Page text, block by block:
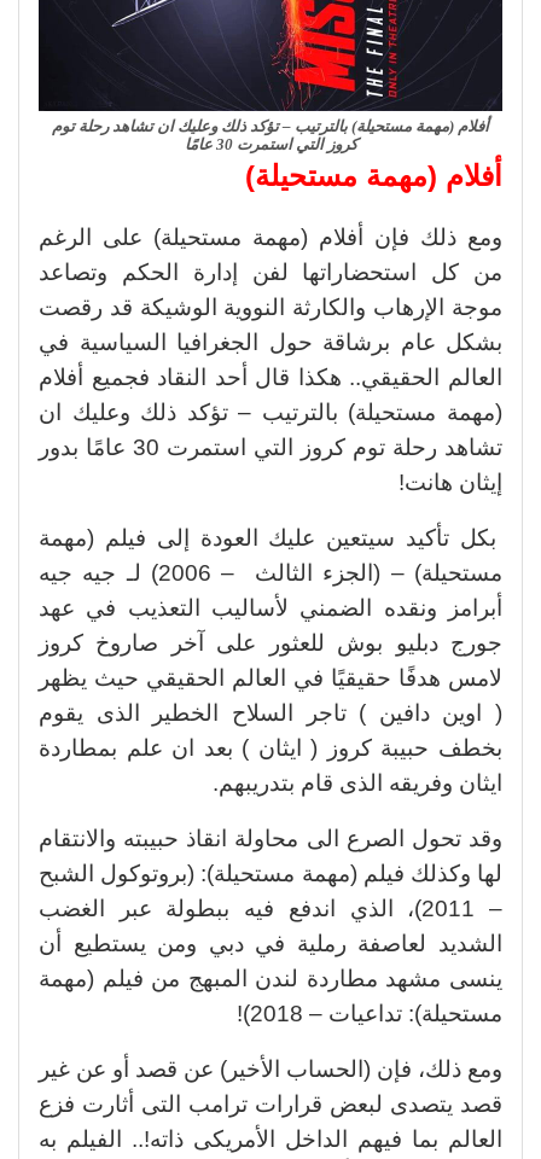
أفلام (مهمة مستحيلة) بالترتيب – تؤكد ذلك وعليك ان تشاهد رحلة توم
كروز التي استمرت 30 عامًا
أفلام (مهمة مستحيلة)
ومع ذلك فإن أفلام (مهمة مستحيلة) على الرغم
من كل استحضاراتها لفن إدارة الحكم وتصاعد
موجة الإرهاب والكارثة النووية الوشيكة قد رقصت
بشكل عام برشاقة حول الجغرافيا السياسية في
العالم الحقيقي.. هكذا قال أحد النقاد فجميع أفلام
(مهمة مستحيلة) بالترتيب – تؤكد ذلك وعليك ان
تشاهد رحلة توم كروز التي استمرت 30 عامًا بدور
إيثان هانت!
بكل تأكيد سيتعين عليك العودة إلى فيلم (مهمة
مستحيلة) – (الجزء الثالث – 2006) لـ جيه جيه
أبرامز ونقده الضمني لأساليب التعذيب في عهد
جورج دبليو بوش للعثور على آخر صاروخ كروز
لامس هدفًا حقيقيًا في العالم الحقيقي حيث يظهر
( اوين دافين ) تاجر السلاح الخطير الذى يقوم
بخطف حبيبة كروز ( ايثان ) بعد ان علم بمطاردة
ايثان وفريقه الذى قام بتدريبهم.
وقد تحول الصرع الى محاولة انقاذ حبيبته والانتقام
لها وكذلك فيلم (مهمة مستحيلة): (بروتوكول الشبح
– 2011)، الذي اندفع فيه ببطولة عبر الغضب
الشديد لعاصفة رملية في دبي ومن يستطيع أن
ينسى مشهد مطاردة لندن المبهج من فيلم (مهمة
مستحيلة): تداعيات – 2018)!
ومع ذلك، فإن (الحساب الأخير) عن قصد أو عن غير
قصد يتصدى لبعض قرارات ترامب التى أثارت فزع
العالم بما فيهم الداخل الأمريكى ذاته!.. الفيلم به